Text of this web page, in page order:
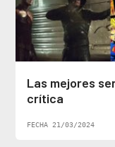
Las mejores
crítica
FECHA 21/03/2024